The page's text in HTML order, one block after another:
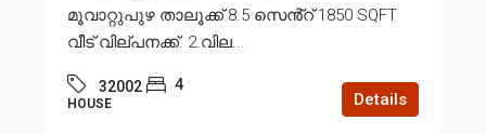
മൂവാറ്റുപുഴ താലൂക്ക് 8.5 സെൻ്റ് 1850 SQFT
വീട് വില്പനക്ക്. 2.വില...
32002 4
HOUSE Details